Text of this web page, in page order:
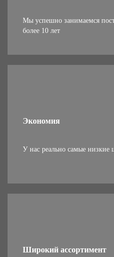
Мы успешно занимаемся
более 10 лет
Экономия
У нас реально самые низкие
Широкий ассортимент